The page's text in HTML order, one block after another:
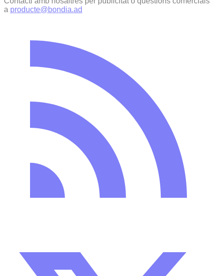
a producte@bondia.ad